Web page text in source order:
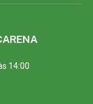
14:00